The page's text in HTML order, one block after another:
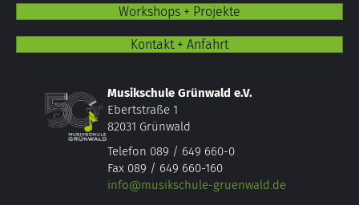
Workshops + Projekte
Kontakt + Anfahrt
Musikschule Grünwald e.V.
Ebertstraße 1
82031 Grünwald
Telefon 089 / 649 660-0
Fax 089 / 649 660-160
info@musikschule-gruenwald.de